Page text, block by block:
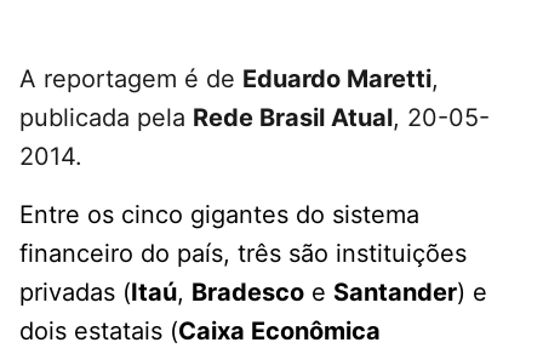
A reportagem é de Eduardo Maretti,
publicada pela Rede Brasil Atual, 20-05-
2014.
Entre os cinco gigantes do sistema
financeiro do país, três são instituições
privadas (Itaú, Bradesco e Santander) e
dois estatais (Caixa Econômica